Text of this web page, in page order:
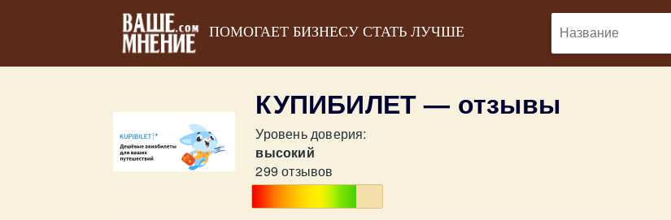
ПОМОГАЕТ БИЗНЕСУ СТАТЬ ЛУЧШЕ
КУПИБИЛЕТ — отзывы
Уровень доверия:
высокий
299 отзывов